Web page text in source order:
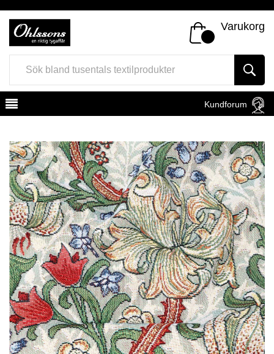
Varukorg
Kundforum
Register Sign In